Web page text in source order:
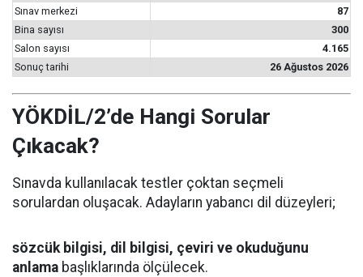
Sınav merkezi
87
Bina sayısı
300
Salon sayısı
4.165
Sonuç tarihi
26 Ağustos 2026
YÖKDİL/2’de Hangi Sorular
Çıkacak?
Sınavda kullanılacak testler çoktan seçmeli
sorulardan oluşacak. Adayların yabancı dil düzeyleri;
sözcük bilgisi, dil bilgisi, çeviri ve okuduğunu
anlama başlıklarında ölçülecek.